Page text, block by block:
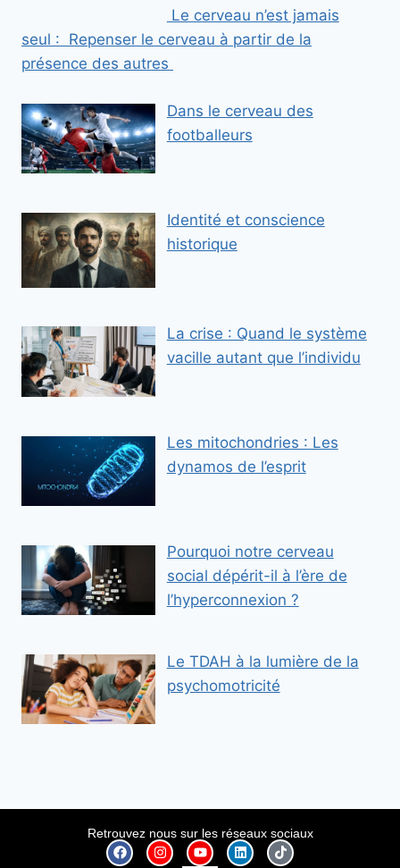
Le cerveau n’est jamais
seul : Repenser le cerveau à partir de la
présence des autres
Dans le cerveau des
footballeurs
Identité et conscience
historique
La crise : Quand le système
vacille autant que l’individu
Les mitochondries : Les
dynamos de l’esprit
Pourquoi notre cerveau
social dépérit-il à l’ère de
l’hyperconnexion ?
Le TDAH à la lumière de la
psychomotricité
Retrouvez nous sur les réseaux sociaux